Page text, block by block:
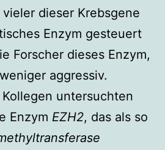
dieser Krebsgene
Enzym gesteuert
Forscher dieses Enzym,
aggressiv.
untersuchten
Enzym EZH2, das als so